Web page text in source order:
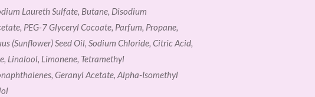
Laureth Sulfate, Butane, Disodium
PEG-7 Glyceryl Cocoate, Parfum, Propane,
(Sunflower) Seed Oil, Sodium Chloride, Citric Acid,
Linalool, Limonene, Tetramethyl
Geranyl Acetate, Alpha-Isomethyl